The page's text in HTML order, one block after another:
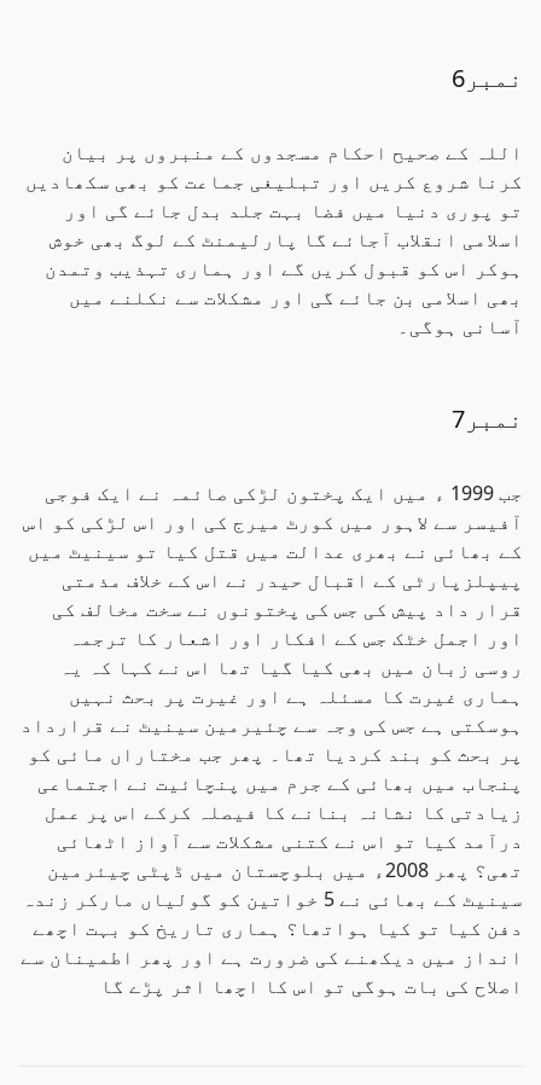
نمبر6
اللہ کے صحیح احکام مسجدوں کے منبروں پر بیان
کرنا شروع کریں اور تبلیغی جماعت کو بھی سکھادیں
تو پوری دنیا میں فضا بہت جلد بدل جائے گی اور
اسلامی انقلاب آجائے گا پارلیمنٹ کے لوگ بھی خوش
ہوکر اس کو قبول کریں گے اور ہماری تہذیب وتمدن
بھی اسلامی بن جائے گی اور مشکلات سے نکلنے میں
آسانی ہوگی۔
نمبر7
جب 1999 ء میں ایک پختون لڑکی صائمہ نے ایک فوجی
آفیسر سے لاہور میں کورٹ میرج کی اور اس لڑکی کو اس
کے بھائی نے بھری عدالت میں قتل کیا تو سینیٹ میں
پیپلزپارٹی کے اقبال حیدر نے اس کے خلاف مذمتی
قرار داد پیش کی جس کی پختونوں نے سخت مخالف کی
اور اجمل خٹک جس کے افکار اور اشعار کا ترجمہ
روسی زبان میں بھی کیا گیا تھا اس نے کہا کہ یہ
ہماری غیرت کا مسئلہ ہے اور غیرت پر بحث نہیں
ہوسکتی ہے جس کی وجہ سے چئیرمین سینیٹ نے قرارداد
پر بحث کو بند کردیا تھا۔ پھر جب مختاراں مائی کو
پنجاب میں بھائی کے جرم میں پنچائیت نے اجتماعی
زیادتی کا نشانہ بنانے کا فیصلہ کرکے اس پر عمل
درآمد کیا تو اس نے کتنی مشکلات سے آواز اٹھائی
تھی؟ پھر 2008ء میں بلوچستان میں ڈپٹی چیئرمین
سینیٹ کے بھائی نے 5 خواتین کو گولیاں مارکر زندہ
دفن کیا تو کیا ہواتھا؟ ہماری تاریخ کو بہت اچھے
انداز میں دیکھنے کی ضرورت ہے اور پھر اطمینان سے
اصلاح کی بات ہوگی تو اس کا اچھا اثر پڑے گا